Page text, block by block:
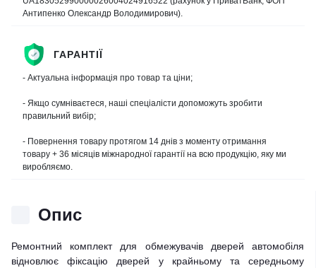
Опис
Ремонтний комплект для обмежувачів дверей автомобіля
відновлює фіксацію дверей у крайньому та середньому
Антипенко Олександр Володимирович).
ГАРАНТІЇ
- Актуальна інформація про товар та ціни;
- Якщо сумніваєтеся, наші спеціалісти допоможуть зробити
правильний вибір;
- Повернення товару протягом 14 днів з моменту отримання
товару + 36 місяців міжнародної гарантії на всю продукцію, яку ми
виробляємо.